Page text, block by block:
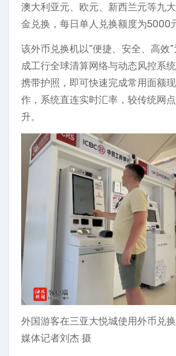
澳大利亚元、欧元、新西兰元等九
金兑换，每日单人兑换额度为5000
该外币兑换机以“便捷、安全、高效
成工行全球清算网络与动态风控系
携带护照，即可快速完成常用面额
作，系统直连实时汇率，较传统网
升。
外国游客在三亚大悦城使用外币兑
媒体记者刘杰 摄